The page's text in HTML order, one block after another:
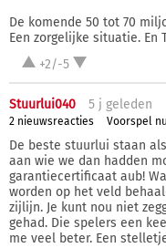
De komende 50 tot 70
Een zorgelijke situatie. En
+2/-5
Stuurlui040 5 j geleden
2 nieuwsreacties Voorspel
De beste stuurlui staan
aan wie we dan hadden
garantiecertificaat aub!
worden op het veld
zijlijn. Je kunt nou niet
gehad. Die spelers een
me veel beter. Een